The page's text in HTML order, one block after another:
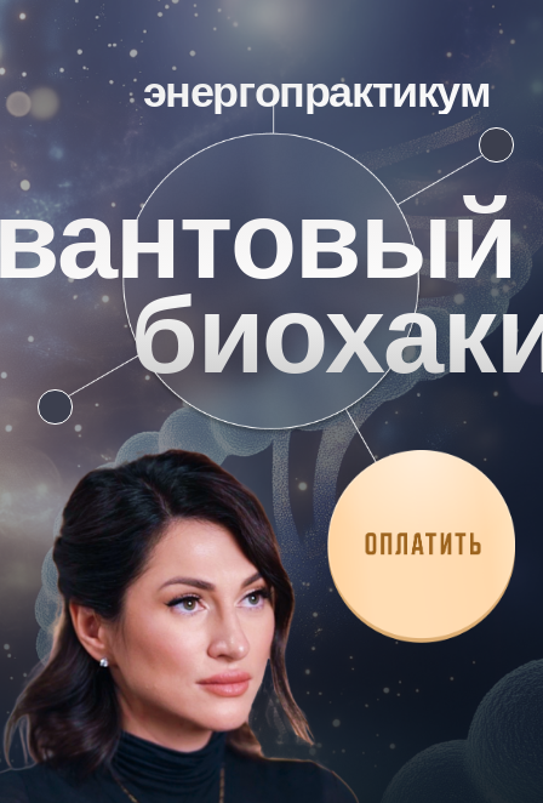
биохакинг
энергопрактикум
КАК СОХРАНИТЬ МОЛОДОСТЬ
И КРАСОТУ
НА КВАНТОВОМ УРОВНЕ
АКТИВАЦИЮ БИОЭНЕРГЕТИЧЕСКИХ
ФУНКЦИЙ ОРГАНИЗМА
3